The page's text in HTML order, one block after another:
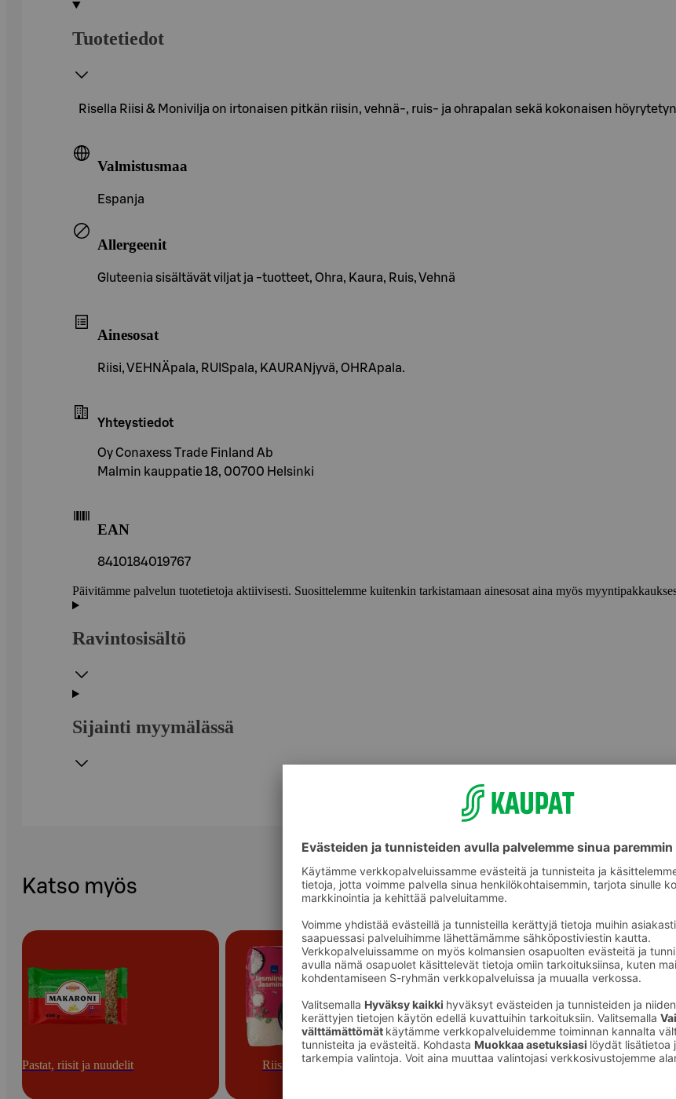
Tuotetiedot
Risella Riisi & Monivilja on irtonaisen pitkän riisin, vehnä-, ruis- ja ohrapalan sekä kokonaisen
Valmistusmaa
Espanja
Allergeenit
Gluteenia sisältävät viljat ja -tuotteet, Ohra, Kaura, Ruis, Vehnä
Ainesosat
Riisi, VEHNÄpala, RUISpala, KAURANjyvä, OHRApala.
Yhteystiedot
Oy Conaxess Trade Finland Ab
Malmin kauppatie 18, 00700 Helsinki
EAN
8410184019767
Päivitämme palvelun tuotetietoja aktiivisesti. Suosittelemme kuitenkin tarkistamaan ainesosat aina myös
Ravintosisältö
Sijainti myymälässä
Katso myös
Pastat, riisit ja nuudelit Riisit Riisisekoitukset